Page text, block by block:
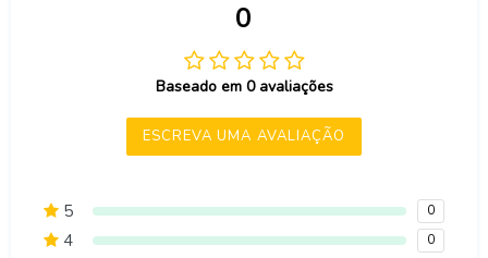
0
Baseado em 0 avaliações
ESCREVA UMA AVALIAÇÃO
5 0
4 0